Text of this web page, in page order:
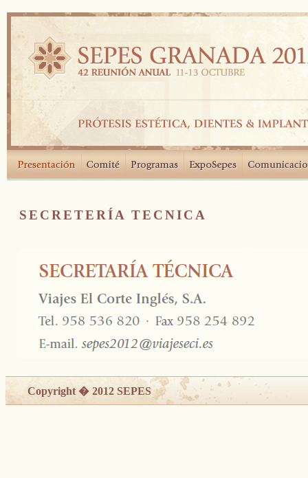
SECRETERÍA TECNICA
Copyright � 2012 SEPES